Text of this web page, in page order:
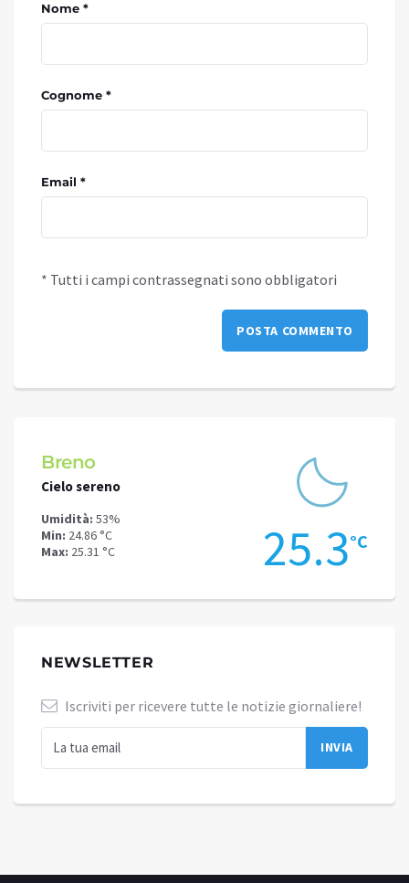
Nome *
Cognome *
Email *
* Tutti i campi contrassegnati sono obbligatori
Breno
Cielo sereno
Umidità: 53%
Min: 24.86 °C
Max: 25.31 °C 25.3°C
NEWSLETTER
Iscriviti per ricevere tutte le notizie giornaliere!